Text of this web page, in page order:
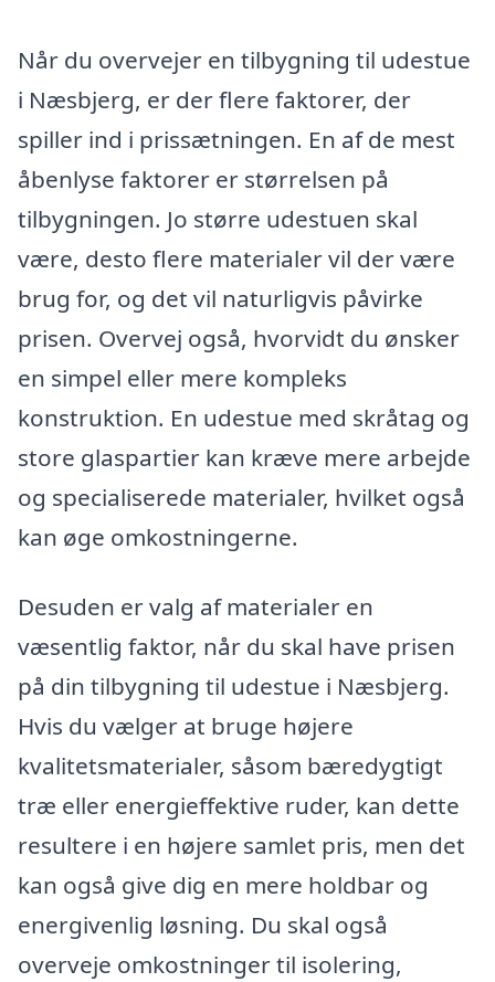
Når du overvejer en tilbygning til udestue
i Næsbjerg, er der flere faktorer, der
spiller ind i prissætningen. En af de mest
åbenlyse faktorer er størrelsen på
tilbygningen. Jo større udestuen skal
være, desto flere materialer vil der være
brug for, og det vil naturligvis påvirke
prisen. Overvej også, hvorvidt du ønsker
en simpel eller mere kompleks
konstruktion. En udestue med skråtag og
store glaspartier kan kræve mere arbejde
og specialiserede materialer, hvilket også
kan øge omkostningerne.
Desuden er valg af materialer en
væsentlig faktor, når du skal have prisen
på din tilbygning til udestue i Næsbjerg.
Hvis du vælger at bruge højere
kvalitetsmaterialer, såsom bæredygtigt
træ eller energieffektive ruder, kan dette
resultere i en højere samlet pris, men det
kan også give dig en mere holdbar og
energivenlig løsning. Du skal også
overveje omkostninger til isolering,